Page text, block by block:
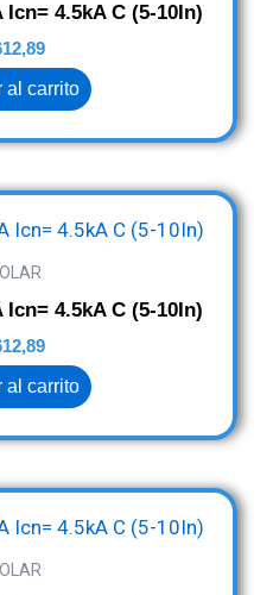
4.5kA C (5-10In)
al carrito
4.5kA C (5-10In)
al carrito